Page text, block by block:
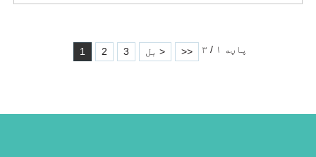
1 2 3 بل > >> پاڼه ۱ / ۳